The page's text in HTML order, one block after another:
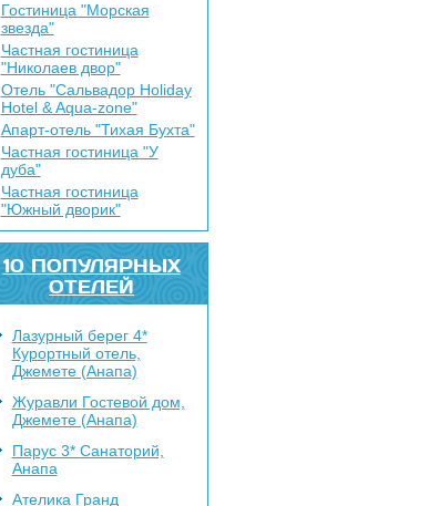
Гостиница "Морская
звезда"
Частная гостиница
"Николаев двор"
Отель "Сальвадор Holiday
Hotel & Aqua-zone"
Апарт-отель "Тихая Бухта"
Частная гостиница "У
дуба"
Частная гостиница
"Южный дворик"
10 ПОПУЛЯРНЫХ
ОТЕЛЕЙ
Лазурный берег 4*
Курортный отель,
Джемете (Анапа)
Журавли Гостевой дом,
Джемете (Анапа)
Парус 3* Санаторий,
Анапа
Ателика Гранд